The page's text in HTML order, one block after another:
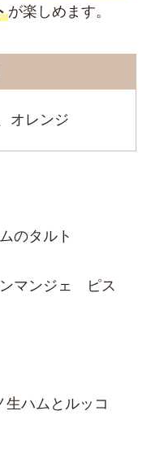
が楽しめます。
オレンジ
のタルト
マンジェ ピス
生ハムとルッコ